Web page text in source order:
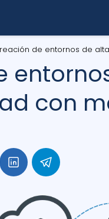
de entornos de
con